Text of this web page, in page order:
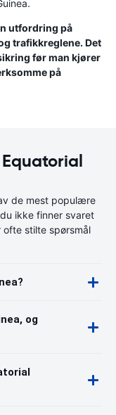
utfordring på
trafikkreglene. Det
før man kjører
på
de mest populære
ikke finner svaret
stilte spørsmål
og